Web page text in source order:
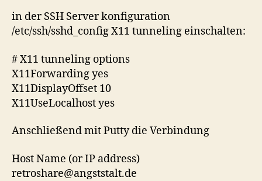
in der SSH Server konfiguration
/etc/ssh/sshd_config X11 tunneling einschalten:
# X11 tunneling options
X11Forwarding yes
X11DisplayOffset 10
X11UseLocalhost yes
Anschließend mit Putty die Verbindung
Host Name (or IP address)
retroshare@angststalt.de